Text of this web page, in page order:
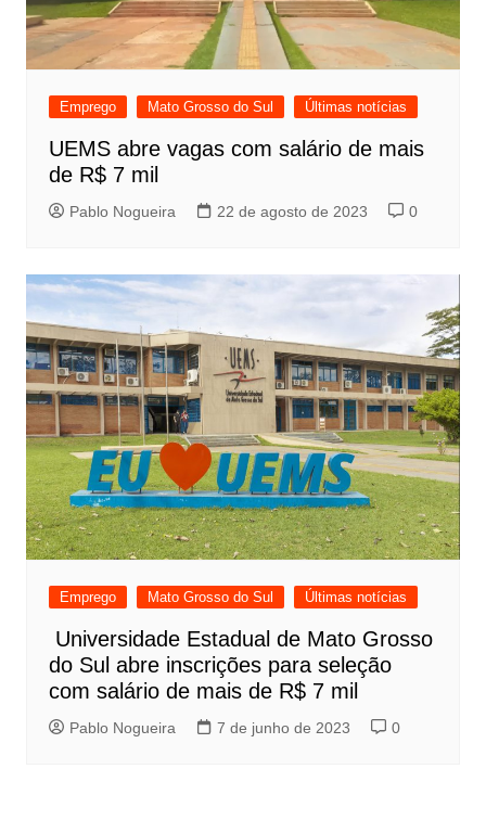
Emprego Mato Grosso do Sul Últimas notícias
UEMS abre vagas com salário de mais
de R$ 7 mil
Pablo Nogueira 22 de agosto de 2023 0
Emprego Mato Grosso do Sul Últimas notícias
Universidade Estadual de Mato Grosso
do Sul abre inscrições para seleção
com salário de mais de R$ 7 mil
Pablo Nogueira 7 de junho de 2023 0